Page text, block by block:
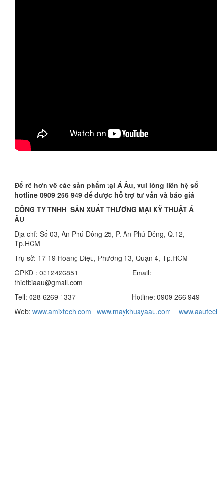
Để rõ hơn về các sản phẩm tại Á Âu, vui lòng liên hệ số
hotline 0909 266 949 để được hỗ trợ tư vấn và báo giá
CÔNG TY TNHH SẢN XUẤT THƯƠNG MẠI KỸ THUẬT Á
ÂU
Địa chỉ: Số 03, An Phú Đông 25, P. An Phú Đông, Q.12,
Tp.HCM
Trụ sở: 17-19 Hoàng Diệu, Phường 13, Quận 4, Tp.HCM
GPKD : 0312426851 Email:
thietbiaau@gmail.com
Tell: 028 6269 1337 Hotline: 0909 266 949
Web: www.amixtech.com www.maykhuayaau.com www.